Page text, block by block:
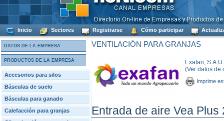
Inicio Sectores Registrarse Cómo participar
DATOS DE LA EMPRESA
PRODUCTOS DE LA EMPRESA
Accesorios para silos
Básculas de suelo
Básculas para ganado
Calefacción para granjas
VENTILACIÓN PARA GRANJAS
Exafan, S.A.U.
(Ver datos de
Imprime
Entrada de aire Vea Plus